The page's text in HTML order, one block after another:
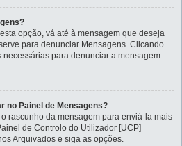
opção, vá até à mensagem que deseja
para denunciar Mensagens. Clicando
para denunciar a mensagem.
no Painel de Mensagens?
rascunho da mensagem para enviá-la mais
de Controlo do Utilizador [UCP]
Arquivados e siga as opções.